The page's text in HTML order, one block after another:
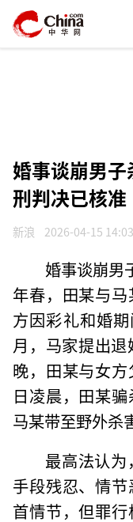
婚事谈崩男
刑判决已核准
新浪 2026-04-15
婚事谈崩男
年春，田某与
方因彩礼和婚
月，马家提出
晚，田某与女
日凌晨，田某
马某带至野外杀
最高法认为
手段残忍、情
首情节，但罪